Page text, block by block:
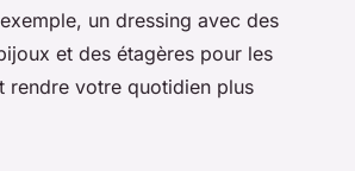
un dressing avec des
et des étagères pour les
rendre votre quotidien plus